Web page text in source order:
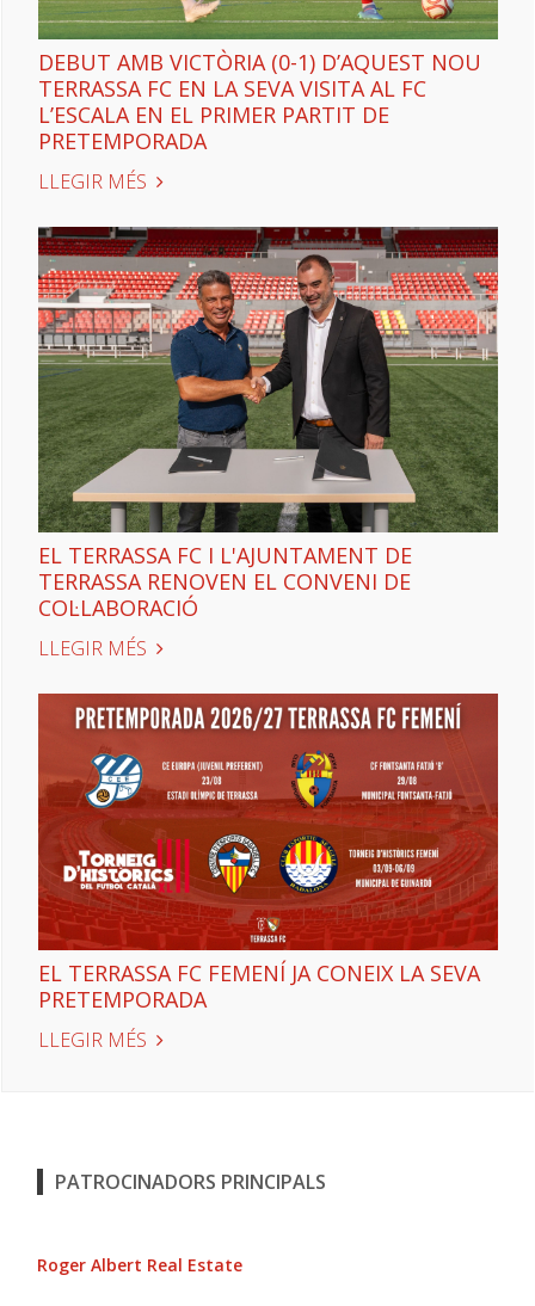
DEBUT AMB VICTÒRIA (0-1) D’AQUEST NOU
TERRASSA FC EN LA SEVA VISITA AL FC
L’ESCALA EN EL PRIMER PARTIT DE
PRETEMPORADA
LLEGIR MÉS
EL TERRASSA FC I L'AJUNTAMENT DE
TERRASSA RENOVEN EL CONVENI DE
COL·LABORACIÓ
LLEGIR MÉS
EL TERRASSA FC FEMENÍ JA CONEIX LA SEVA
PRETEMPORADA
LLEGIR MÉS
PATROCINADORS PRINCIPALS
Roger Albert Real Estate